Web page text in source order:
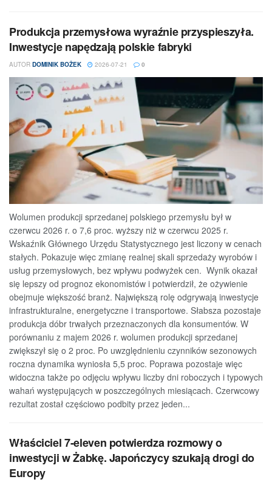
Produkcja przemysłowa wyraźnie przyspieszyła.
Inwestycje napędzają polskie fabryki
AUTOR DOMINIK BOŻEK 2026-07-21 0
Wolumen produkcji sprzedanej polskiego przemysłu był w
czerwcu 2026 r. o 7,6 proc. wyższy niż w czerwcu 2025 r.
Wskaźnik Głównego Urzędu Statystycznego jest liczony w cenach
stałych. Pokazuje więc zmianę realnej skali sprzedaży wyrobów i
usług przemysłowych, bez wpływu podwyżek cen. Wynik okazał
się lepszy od prognoz ekonomistów i potwierdził, że ożywienie
obejmuje większość branż. Największą rolę odgrywają inwestycje
infrastrukturalne, energetyczne i transportowe. Słabsza pozostaje
produkcja dóbr trwałych przeznaczonych dla konsumentów. W
porównaniu z majem 2026 r. wolumen produkcji sprzedanej
zwiększył się o 2 proc. Po uwzględnieniu czynników sezonowych
roczna dynamika wyniosła 5,5 proc. Poprawa pozostaje więc
widoczna także po odjęciu wpływu liczby dni roboczych i typowych
wahań występujących w poszczególnych miesiącach. Czerwcowy
rezultat został częściowo podbity przez jeden...
Właściciel 7-eleven potwierdza rozmowy o
inwestycji w Żabkę. Japończycy szukają drogi do
Europy